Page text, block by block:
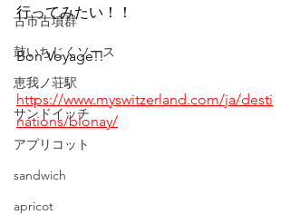
古市古墳群
鼓いちじくソース
恵我ノ荘駅
サンドイッチ
アプリコット
sandwich
apricot
行ってみたい！！
Bon Voyage!!
https://www.myswitzerland.com/ja/desti
nations/blonay/